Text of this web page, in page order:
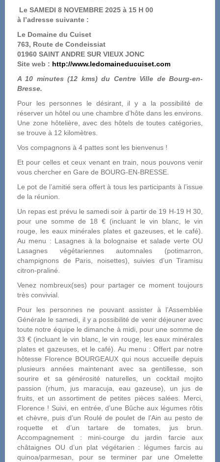
Le SAMEDI 8 NOVEMBRE 2025 à 15 H 00
à l’adresse suivante :
Le Domaine du Cuiset
763, Route de Condeissiat
01960 SAINT ANDRE SUR VIEUX JONC
Site web : http://www.ledomaineducuiset.com
A 10 minutes (12 kms) du Centre Ville de Bourg-en-
Bresse.
Pour les personnes le désirant, il y a la possibilité de
réserver un hôtel ou une chambre d’hôte dans les environs.
Une zone hôtelière, avec des hôtels de toutes catégories,
se trouve à 12 kilomètres.
Vos compagnons à 4 pattes sont les bienvenus !
Et pour celles et ceux venant en train, nous pouvons venir
vous chercher en Gare de BOURG-EN-BRESSE.
Le pot de l’amitié sera offert à tous les participants à l’issue
de la réunion.
Un repas est prévu le samedi soir à partir de 19 H-19 H 30,
pour une somme de 18 € (incluant le vin blanc, le vin
rouge, les eaux minérales plates et gazeuses, et le café).
Au menu : Lasagnes à la bolognaise et salade verte OU
Lasagnes végétariennes automnales (potimarron,
champignons de Paris, noisettes), suivies d’un Tiramisu
citron-praliné.
Venez nombreux(ses) pour partager ce moment toujours
très convivial.
Pour les personnes ne pouvant assister à l’Assemblée
Générale le samedi, il y a possibilité de venir déjeuner avec
toute notre équipe le dimanche à midi, pour une somme de
33 € (incluant le vin blanc, le vin rouge, les eaux minérales
plates et gazeuses, et le café). Au menu : Offert par notre
hôtesse Florence BOURGEAUX qui nous accueille depuis
plusieurs années maintenant avec sa gentillesse, son
sourire et sa générosité naturelles, un cocktail mojito
passion (rhum, jus maracuja, eau gazeuse), un jus de
fruits, et un assortiment de petites pièces salées. Merci,
Florence ! Suivi, en entrée, d’une Bûche aux légumes rôtis
et chèvre, puis d’un Roulé de poulet de l’Ain au pesto de
roquette et d’un tartare de tomates, jus brun.
Accompagnement : mini-courge du jardin farcie aux
châtaignes OU d’un plat végétarien : légumes farcis au
quinoa/parmesan, pour se terminer par une Omelette